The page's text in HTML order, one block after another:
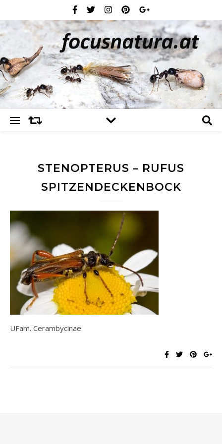
STENOPTERUS – RUFUS
SPITZENDECKENBOCK
UFam. Cerambycinae